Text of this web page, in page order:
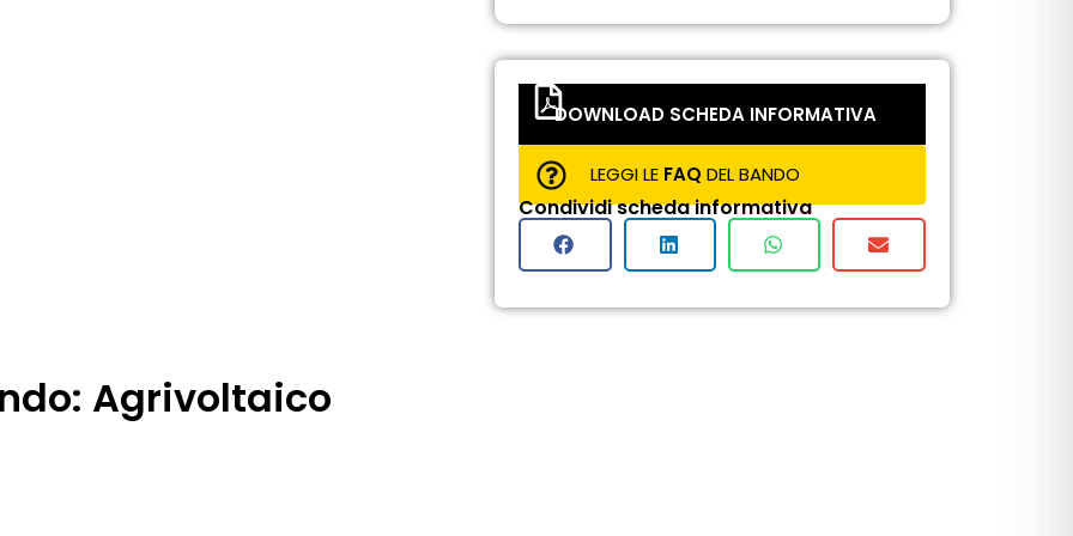
DOWNLOAD SCHEDA INFORMATIVA
LEGGI LE FAQDEL BANDO
Condividi scheda informativa
Agrivoltaico